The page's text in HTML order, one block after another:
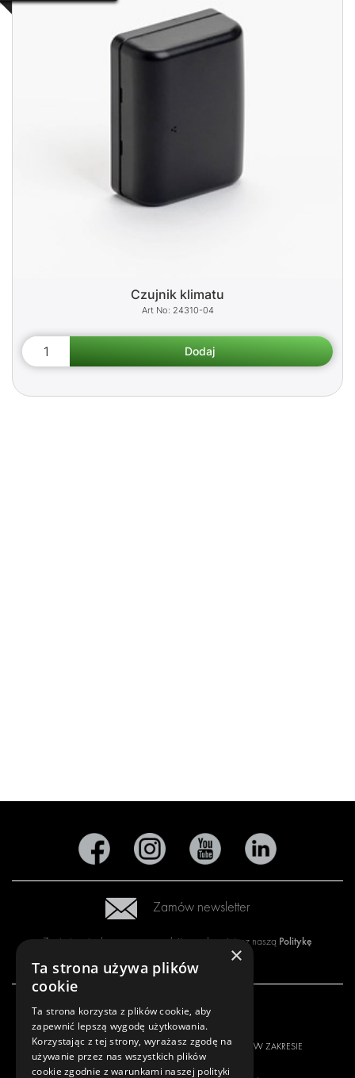
Czujnik klimatu
24310-04
Zamów newsletter
Zapisując się do naszego newslettera, akceptujesz naszą Politykę
prywatności
NASZA OFERTA
ROZWIĄZANIA W ZAKRESIE
ZABUDOWY
PRODUKTY
ROZWIĄZANIA W ZAKRESIE
ZABUDOWY
×
Ta strona używa plików
cookie
Ta strona korzysta z plików cookie, aby
zapewnić lepszą wygodę użytkowania.
Korzystając z tej strony, wyrażasz zgodę na
używanie przez nas wszystkich plików
cookie zgodnie z warunkami naszej polityki